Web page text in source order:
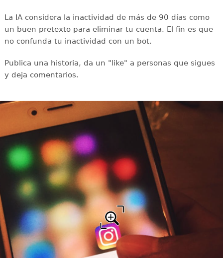
La IA considera la inactividad de más de 90 días como
un buen pretexto para eliminar tu cuenta. El fin es que
no confunda tu inactividad con un bot.
Publica una historia, da un "like" a personas que sigues
y deja comentarios.